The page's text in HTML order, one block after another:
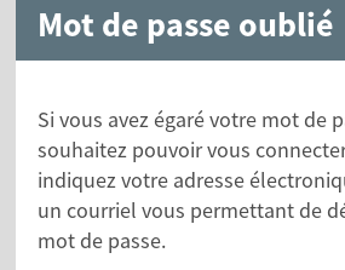
Mot de passe oublié
Si vous avez égaré votre mot de
souhaitez pouvoir vous
indiquez votre adresse
un courriel vous permettant de
mot de passe.